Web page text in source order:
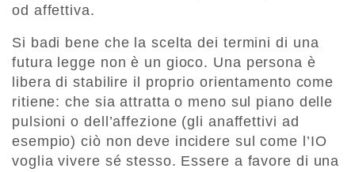
od affettiva.
Si badi bene che la scelta dei termini di una
futura legge non è un gioco. Una persona è
libera di stabilire il proprio orientamento come
ritiene: che sia attratta o meno sul piano delle
pulsioni o dell’affezione (gli anaffettivi ad
esempio) ciò non deve incidere sul come l’IO
voglia vivere sé stesso. Essere a favore di una